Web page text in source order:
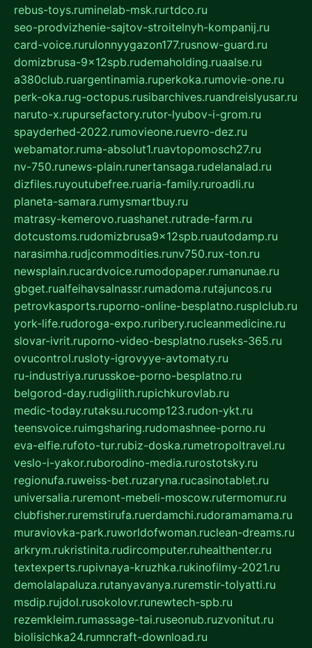
rebus-toys.ruminelab-msk.rurtdco.ru
seo-prodvizhenie-sajtov-stroitelnyh-kompanij.ru
card-voice.rurulonnyygazon177.rusnow-guard.ru
domizbrusa-9x12spb.rudemaholding.ruaalse.ru
a380club.ruargentinamia.ruperkoka.rumovie-one.ru
perk-oka.rug-octopus.rusibarchives.ruandreislyusar.ru
naruto-x.rupursefactory.rutor-lyubov-i-grom.ru
spayderhed-2022.rumovieone.ruevro-dez.ru
webamator.ruma-absolut1.ruavtopomosch27.ru
nv-750.runews-plain.runertansaga.rudelanalad.ru
dizfiles.ruyoutubefree.ruaria-family.ruroadli.ru
planeta-samara.rumysmartbuy.ru
matrasy-kemerovo.ruashanet.rutrade-farm.ru
dotcustoms.rudomizbrusa9x12spb.ruautodamp.ru
narasimha.rudjcommodities.runv750.rux-ton.ru
newsplain.rucardvoice.rumodopaper.rumanunae.ru
gbget.rualfeihavsalnassr.rumadoma.rutajuncos.ru
petrovkasports.ruporno-online-besplatno.rusplclub.ru
york-life.rudoroga-expo.ruribery.rucleanmedicine.ru
slovar-ivrit.ruporno-video-besplatno.ruseks-365.ru
ovucontrol.rusloty-igrovyye-avtomaty.ru
ru-industriya.rurusskoe-porno-besplatno.ru
belgorod-day.rudigilith.rupichkurovlab.ru
medic-today.rutaksu.rucomp123.rudon-ykt.ru
teensvoice.ruimgsharing.rudomashnee-porno.ru
eva-elfie.rufoto-tur.rubiz-doska.rumetropoltravel.ru
veslo-i-yakor.ruborodino-media.rurostotsky.ru
regionufa.ruweiss-bet.ruzaryna.rucasinotablet.ru
universalia.ruremont-mebeli-moscow.rutermomur.ru
clubfisher.ruremstirufa.ruerdamchi.rudoramamama.ru
muraviovka-park.ruworldofwoman.ruclean-dreams.ru
arkrym.rukristinita.rudircomputer.ruhealthenter.ru
textexperts.rupivnaya-kruzhka.rukinofilmy-2021.ru
demolalapaluza.rutanyavanya.ruremstir-tolyatti.ru
msdip.rujdol.rusokolovr.runewtech-spb.ru
rezemkleim.rumassage-tai.ruseonub.ruzvonitut.ru
biolisichka24.rumncraft-download.ru